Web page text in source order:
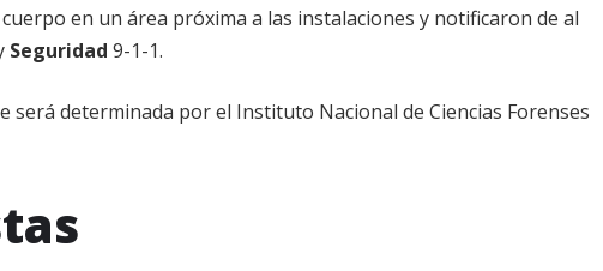
en un área próxima a las instalaciones y notificaron de al
Seguridad 9-1-1.
será determinada por el Instituto Nacional de Ciencias Forenses